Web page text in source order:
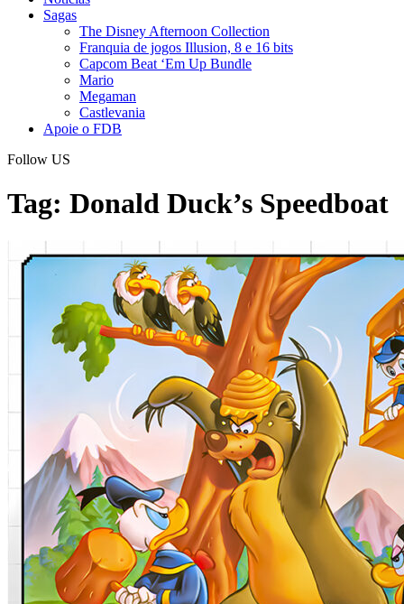
Sagas
The Disney Afternoon Collection
Franquia de jogos Illusion, 8 e 16 bits
Capcom Beat ‘Em Up Bundle
Mario
Megaman
Castlevania
Apoie o FDB
Follow US
Tag: Donald Duck’s Speedboat